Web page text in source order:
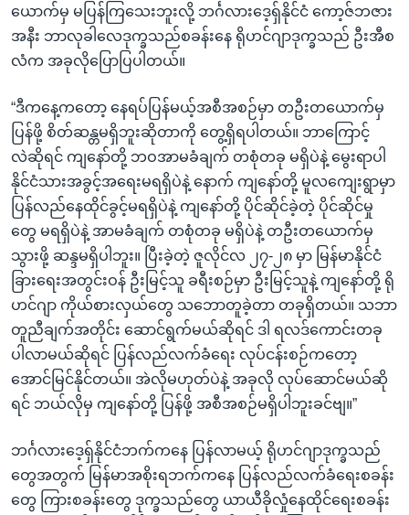
ယောက်မှ မပြန်ကြသေးဘူးလို့ ဘင်္ဂလားဒေ့ရှ်နိုင်ငံ ကော့ဇ်ဘဇား
အနီး ဘာလုခါလေဒုက္ခသည်စခန်းနေ ရိုဟင်ဂျာဒုက္ခသည် ဦးအီစ
လံက အခုလိုပြောပြပါတယ်။
“ဒီကနေ့ကတော့ နေရပ်ပြန်မယ့်အစီအစဉ်မှာ တဦးတယောက်မှ
ပြန်ဖို့ စိတ်ဆန္တမရှိဘူးဆိုတာကို တွေ့ရှိရပါတယ်။ ဘာကြောင့်
လဲဆိုရင် ကျနော်တို့ ဘဝအာမခံချက် တစုံတခု မရှိပဲနဲ့ မွေးရာပါ
နိုင်ငံသားအခွင့်အရေးမရရှိပဲနဲ့ နောက် ကျနော်တို့ မူလကျေးရွာမှာ
ပြန်လည်နေထိုင်ခွင့်မရရှိပဲနဲ့ ကျနော်တို့ ပိုင်ဆိုင်ခဲ့တဲ့ ပိုင်ဆိုင်မှု
တွေ မရရှိပဲနဲ့ အာမခံချက် တစုံတခု မရှိပဲနဲ့ တဦးတယောက်မှ
သွားဖို့ ဆန္ဒမရှိပါဘူး။ ပြီးခဲ့တဲ့ ဇူလိုင်လ ၂၇-၂၈ မှာ မြန်မာနိုင်ငံ
ခြားရေးအတွင်းဝန် ဦးမြင့်သူ ခရီးစဉ်မှာ ဦးမြင့်သူနဲ့ ကျနော်တို့ ရို
ဟင်ဂျာ ကိုယ်စားလှယ်တွေ သဘောတူခဲ့တာ တခုရှိတယ်။ သဘာ
တူညီချက်အတိုင်း ဆောင်ရွက်မယ်ဆိုရင် ဒါ ရလဒ်ကောင်းတခု
ပါလာမယ်ဆိုရင် ပြန်လည်လက်ခံရေး လုပ်ငန်းစဉ်ကတော့
အောင်မြင်နိုင်တယ်။ အဲလိုမဟုတ်ပဲနဲ့ အခုလို လုပ်ဆောင်မယ်ဆို
ရင် ဘယ်လိုမှ ကျနော်တို့ ပြန်ဖို့ အစီအစဉ်မရှိပါဘူးခင်ဗျ။”
ဘင်္ဂလားဒေ့ရှ်နိုင်ငံဘက်ကနေ ပြန်လာမယ့် ရိုဟင်ဂျာဒုက္ခသည်
တွေအတွက် မြန်မာအစိုးရဘက်ကနေ ပြန်လည်လက်ခံရေးစခန်း
တွေ ကြားစခန်းတွေ ဒုက္ခသည်တွေ ယာယီခိုလှုံနေထိုင်ရေးစခန်း